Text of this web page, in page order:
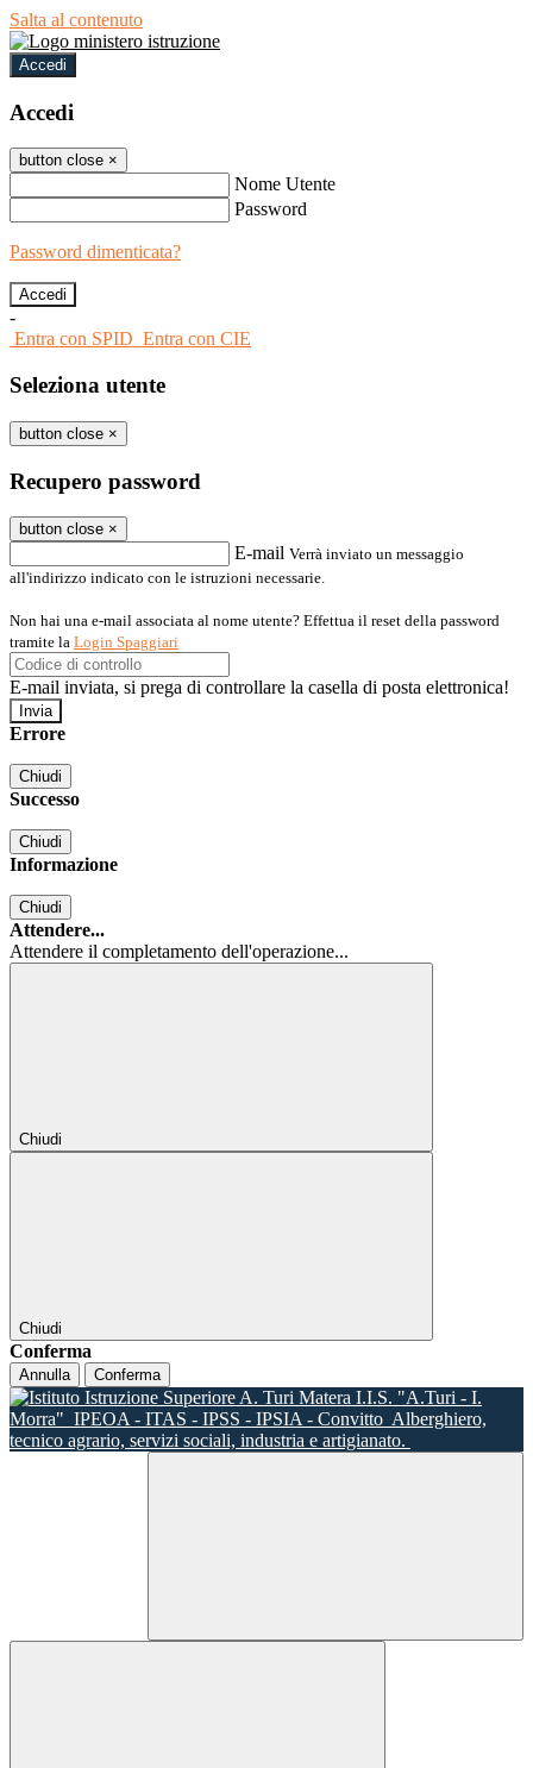
Salta al contenuto
Accedi
Accedi
button close ×
Nome Utente
Password
Password dimenticata?
-
Entra con SPID Entra con CIE
Seleziona utente
button close ×
Recupero password
button close ×
E-mail Verrà inviato un messaggio
all'indirizzo indicato con le istruzioni necessarie.
Non hai una e-mail associata al nome utente? Effettua il reset della password
tramite la Login Spaggiari
E-mail inviata, si prega di controllare la casella di posta elettronica!
Errore
Chiudi
Successo
Chiudi
Informazione
Chiudi
Attendere...
Attendere il completamento dell'operazione...
Chiudi
Chiudi
Conferma
Annulla Conferma
I.I.S. "A.Turi - I.
Morra" IPEOA - ITAS - IPSS - IPSIA - Convitto Alberghiero,
tecnico agrario, servizi sociali, industria e artigianato.